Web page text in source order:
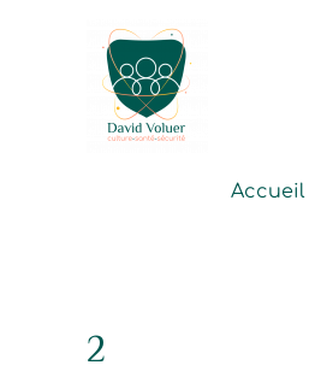
Accueil
2
Post